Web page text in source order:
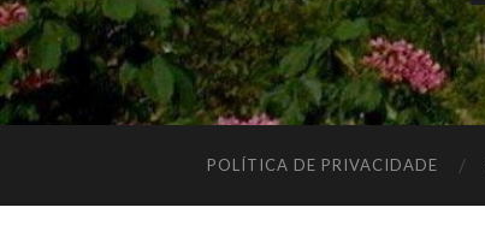
POLÍTICA DE PRIVACIDADE